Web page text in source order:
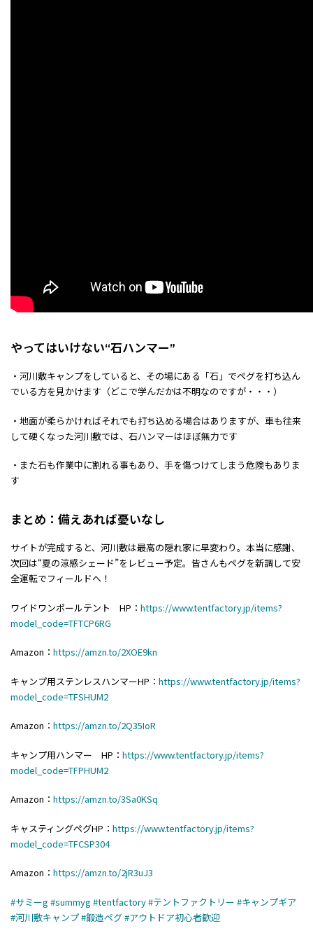
やってはいけない“石ハンマー”
・河川敷キャンプをしていると、その場にある「石」でペグを打ち込ん
でいる方を見かけます（どこで学んだかは不明なのですが・・・）
・地面が柔らかければそれでも打ち込める場合はありますが、車も往来
して硬くなった河川敷では、石ハンマーはほぼ無力です
・また石も作業中に割れる事もあり、手を傷つけてしまう危険もありま
す
まとめ：備えあれば憂いなし
サイトが完成すると、河川敷は最高の隠れ家に早変わり。本当に感謝、
次回は“夏の涼感シェード”をレビュー予定。皆さんもペグを新調して安
全運転でフィールドへ！
ワイドワンポールテント HP： https://www.tentfactory.jp/items?
model_code=TFTCP6RG
Amazon： https://amzn.to/2XOE9kn
キャンプ用ステンレスハンマーHP： https://www.tentfactory.jp/items?
model_code=TFSHUM2
Amazon： https://amzn.to/2Q35IoR
キャンプ用ハンマー HP： https://www.tentfactory.jp/items?
model_code=TFPHUM2
Amazon： https://amzn.to/3Sa0KSq
キャスティングペグHP： https://www.tentfactory.jp/items?
model_code=TFCSP304
Amazon： https://amzn.to/2jR3uJ3
#サミーg #summyg #tentfactory#テントファクトリー #キャンプギア
#河川敷キャンプ#鍛造ペグ#アウトドア初心者歓迎